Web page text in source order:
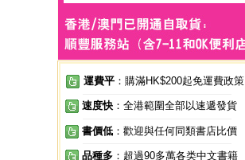
運費平 ：購滿HK$200起免運費政策
速度快 ：全港範圍全部以速遞發貨
書價低 ：歡迎與任何同類書店比價
品種多 ：超過90多萬各类中文書籍